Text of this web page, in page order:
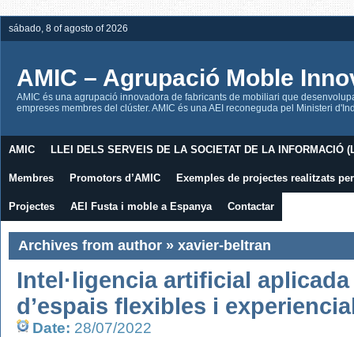
sábado, 8 of agosto of 2026
AMIC – Agrupació Moble
AMIC és una agrupació innovadora de fabricants de mobiliari que
empreses membres del clúster. AMIC és una AEI reconeguda pel Ministeri
AMIC LLEI DELS SERVEIS DE LA SOCIETAT DE LA INFORMACIÓ
Membres Promotors d’AMIC Exemples de projectes realitzats
Projectes AEI Fusta i moble a Espanya Contactar
Archives from author » xavier-beltran
Intel·ligencia artificial
d’espais flexibles i
Date: 28/07/2022